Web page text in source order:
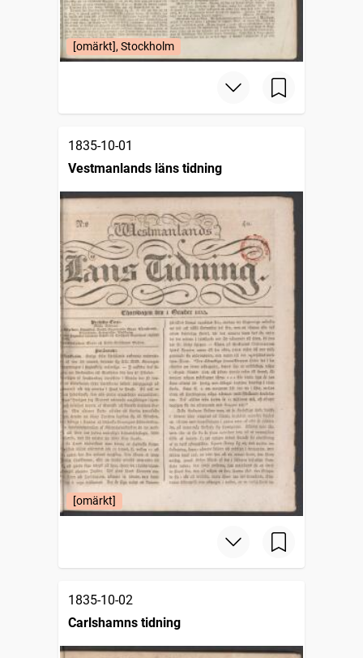
[omärkt], Stockholm
1835-10-01
Vestmanlands läns tidning
[omärkt]
1835-10-02
Carlshamns tidning